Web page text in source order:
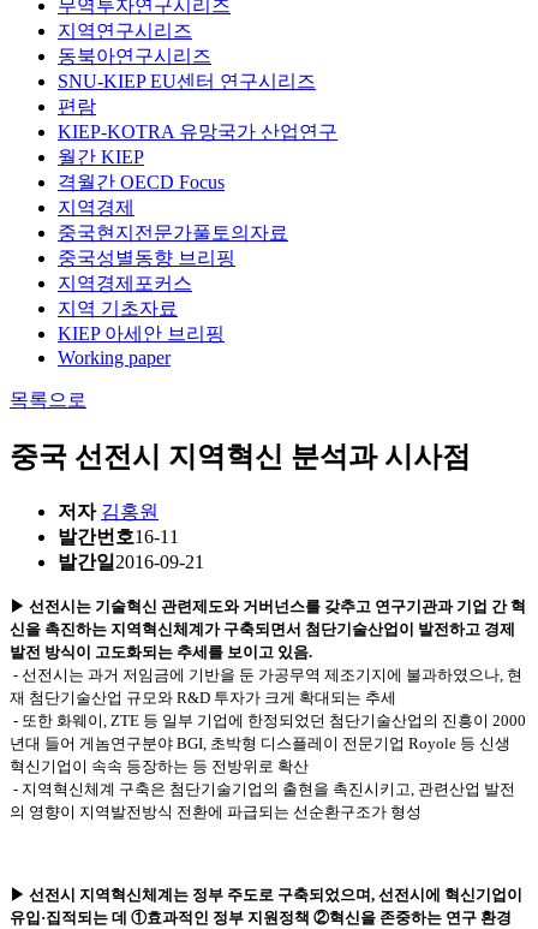
무역투자연구시리즈
지역연구시리즈
동북아연구시리즈
SNU-KIEP EU센터 연구시리즈
편람
KIEP-KOTRA 유망국가 산업연구
월간 KIEP
격월간 OECD Focus
지역경제
중국현지전문가풀토의자료
중국성별동향 브리핑
지역경제포커스
지역 기초자료
KIEP 아세안 브리핑
Working paper
목록으로
중국 선전시 지역혁신 분석과 시사점
저자 김홍원
발간번호16-11
발간일 2016-09-21
▶ 선전시는 기술혁신 관련제도와 거버넌스를 갖추고 연구기관과 기업 간 혁
신을 촉진하는 지역혁신체계가 구축되면서 첨단기술산업이 발전하고 경제
발전 방식이 고도화되는 추세를 보이고 있음.
- 선전시는 과거 저임금에 기반을 둔 가공무역 제조기지에 불과하였으나, 현
재 첨단기술산업 규모와 R&D 투자가 크게 확대되는 추세
- 또한 화웨이, ZTE 등 일부 기업에 한정되었던 첨단기술산업의 진흥이 2000
년대 들어 게놈연구분야 BGI, 초박형 디스플레이 전문기업 Royole 등 신생
혁신기업이 속속 등장하는 등 전방위로 확산
- 지역혁신체계 구축은 첨단기술기업의 출현을 촉진시키고, 관련산업 발전
의 영향이 지역발전방식 전환에 파급되는 선순환구조가 형성
▶ 선전시 지역혁신체계는 정부 주도로 구축되었으며, 선전시에 혁신기업이
유입·집적되는 데 ①효과적인 정부 지원정책 ②혁신을 존중하는 연구 환경